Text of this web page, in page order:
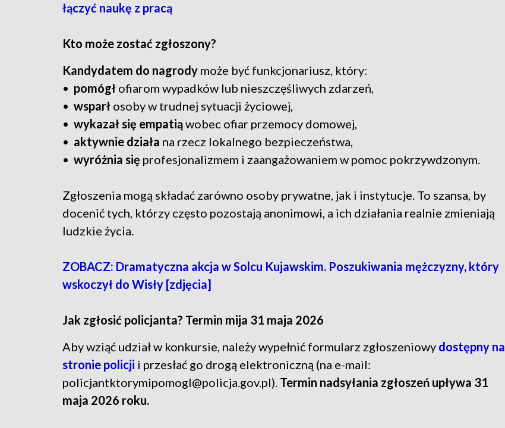
łączyć naukę z pracą
Kto może zostać zgłoszony?
Kandydatem do nagrody może być funkcjonariusz, który:
• pomógł ofiarom wypadków lub nieszczęśliwych zdarzeń,
• wsparł osoby w trudnej sytuacji życiowej,
• wykazał się empatiąwobec ofiar przemocy domowej,
• aktywnie działa na rzecz lokalnego bezpieczeństwa,
• wyróżnia się profesjonalizmem i zaangażowaniem w pomoc pokrzywdzonym.
Zgłoszenia mogą składać zarówno osoby prywatne, jak i instytucje. To szansa, by
docenić tych, którzy często pozostają anonimowi, a ich działania realnie zmieniają
ludzkie życia.
ZOBACZ: Dramatyczna akcja w Solcu Kujawskim. Poszukiwania mężczyzny, który
wskoczył do Wisły [zdjęcia]
Jak zgłosić policjanta? Termin mija 31 maja 2026
Aby wziąć udział w konkursie, należy wypełnić formularz zgłoszeniowy dostępny na
stronie policji i przesłać go drogą elektroniczną (na e-mail:
policjantktorymipomogl@policja.gov.pl). Termin nadsyłania zgłoszeń upływa 31
maja 2026 roku.